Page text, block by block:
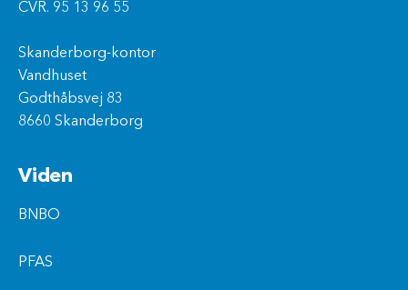
CVR. 95 13 96 55
Skanderborg-kontor
Vandhuset
Godthåbsvej 83
8660 Skanderborg
Viden
BNBO
PFAS